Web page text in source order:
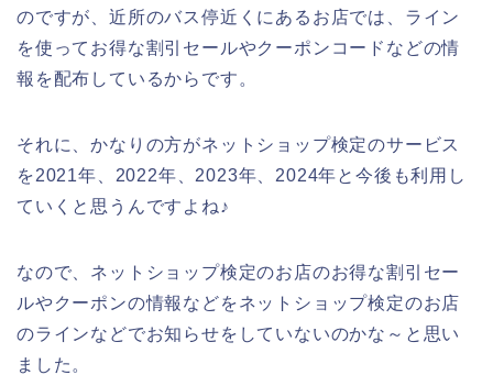
のですが、近所のバス停近くにあるお店では、ライン
を使ってお得な割引セールやクーポンコードなどの情
報を配布しているからです。
それに、かなりの方がネットショップ検定のサービス
を2021年、2022年、2023年、2024年と今後も利用し
ていくと思うんですよね♪
なので、ネットショップ検定のお店のお得な割引セー
ルやクーポンの情報などをネットショップ検定のお店
のラインなどでお知らせをしていないのかな～と思い
ました。